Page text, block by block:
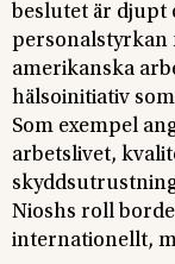
beslutet är djupt
personalstyrkan
amerikanska
hälsoinitiativ
Som exempel
arbetslivet,
Nioshs roll
internationellt,